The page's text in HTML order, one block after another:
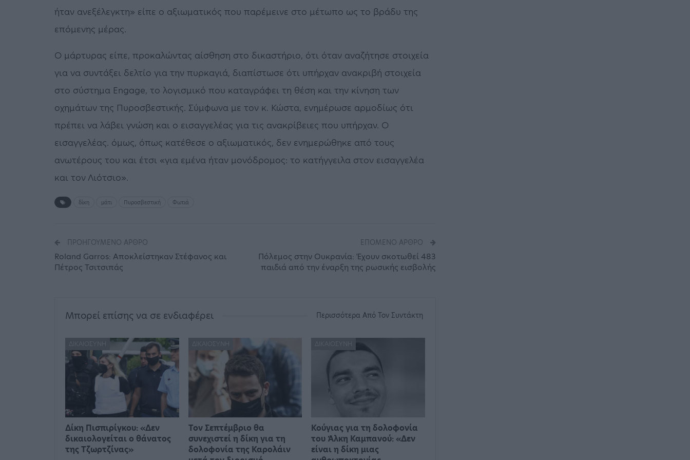
ήταν ανεξέλεγκτη» είπε ο αξιωματικός που παρέμεινε στο μέτωπο ως το βράδυ της
επόμενης μέρας.
Ο μάρτυρας είπε, προκαλώντας αίσθηση στο δικαστήριο, ότι όταν αναζήτησε στοιχεία
για να συντάξει δελτίο για την πυρκαγιά, διαπίστωσε ότι υπήρχαν ανακριβή στοιχεία
στο σύστημα Engage, το λογισμικό που καταγράφει τη θέση και την κίνηση των
οχημάτων της Πυροσβεστικής. Σύμφωνα με τον κ. Κώστα, ενημέρωσε αρμοδίως ότι
πρέπει να λάβει γνώση και ο εισαγγελέας για τις ανακρίβειες που υπήρχαν. Ο
εισαγγελέας. όμως, όπως κατέθεσε ο αξιωματικός, δεν ενημερώθηκε από τους
ανωτέρους του και έτσι «για εμένα ήταν μονόδρομος: το κατήγγειλα στον εισαγγελέα
και τον Λιότσιο».
δίκη μάτι Πυροσβεστική Φωτιά
ΠΡΟΗΓΟΎΜΕΝΟ ΆΡΘΡΟ
Roland Garros: Αποκλείστηκαν Στέφανος και
Πέτρος Τσιτσιπάς
ΕΠΌΜΕΝΟ ΆΡΘΡΟ
Πόλεμος στην Ουκρανία: Έχουν σκοτωθεί 483
παιδιά από την έναρξη της ρωσικής εισβολής
Μπορεί επίσης να σε ενδιαφέρει Περισσότερα Από Τον Συντάκτη
ΔΙΚΑΙΟΣΎΝΗ
Δίκη Πισπιρίγκου: «Δεν
δικαιολογείται ο θάνατος
της Τζωρτζίνας»
ΔΙΚΑΙΟΣΎΝΗ
Τον Σεπτέμβριο θα
συνεχιστεί η δίκη για τη
δολοφονία της Καρολάιν
ΔΙΚΑΙΟΣΎΝΗ
Κούγιας για τη δολοφονία
του Άλκη Καμπανού: «Δεν
είναι η δίκη μιας